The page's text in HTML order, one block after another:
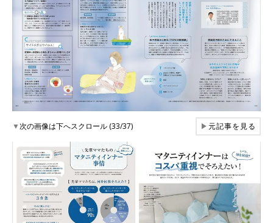
▼次の画像は下へスクロール (33/37) ▶元記事を見る